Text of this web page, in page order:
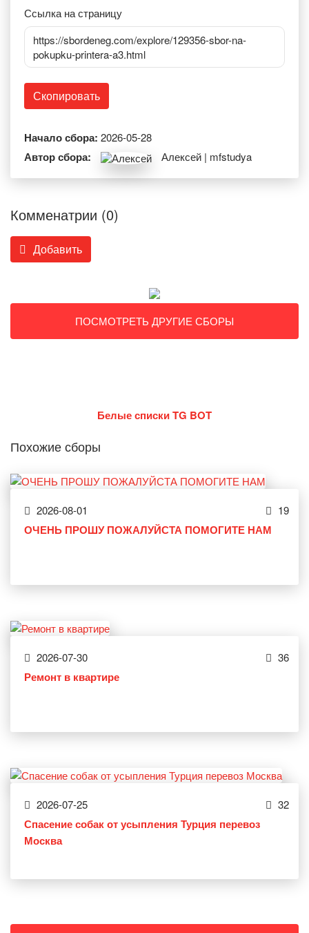
Ссылка на страницу
https://sbordeneg.com/explore/129356-sbor-na-
pokupku-printera-a3.html
Скопировать
Начало сбора: 2026-05-28
Автор сбора: Алексей | mfstudya
Комменатрии (0)
Добавить
ПОСМОТРЕТЬ ДРУГИЕ СБОРЫ
Белые списки TG BOT
Похожие сборы
2026-08-01 19
ОЧЕНЬ ПРОШУ ПОЖАЛУЙСТА ПОМОГИТЕ НАМ
2026-07-30 36
Ремонт в квартире
2026-07-25 32
Спасение собак от усыпления Турция перевоз
Москва